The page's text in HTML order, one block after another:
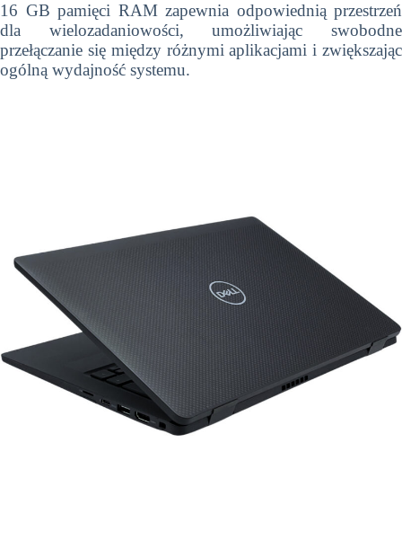
16 GB pamięci RAM zapewnia odpowiednią przestrzeń
dla wielozadaniowości, umożliwiając swobodne
przełączanie się między różnymi aplikacjami i zwiększając
ogólną wydajność systemu.